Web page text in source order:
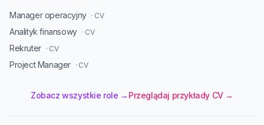
Manager operacyjny · CV
Analityk finansowy · CV
Rekruter · CV
Project Manager · CV
Zobacz wszystkie role → Przeglądaj przykłady CV →